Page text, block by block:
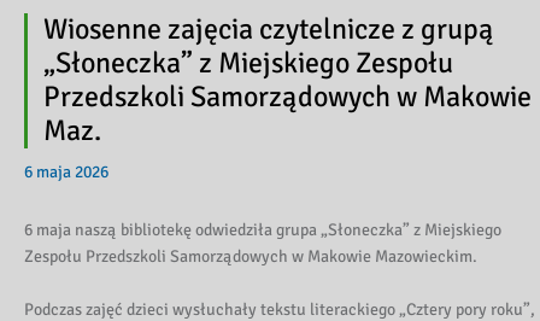
Wiosenne zajęcia czytelnicze z grupą
„Słoneczka” z Miejskiego Zespołu
Przedszkoli Samorządowych w Makowie
Maz.
6 maja 2026
6 maja naszą bibliotekę odwiedziła grupa „Słoneczka” z Miejskiego
Zespołu Przedszkoli Samorządowych w Makowie Mazowieckim.
Podczas zajęć dzieci wysłuchały tekstu literackiego „Cztery pory roku”,